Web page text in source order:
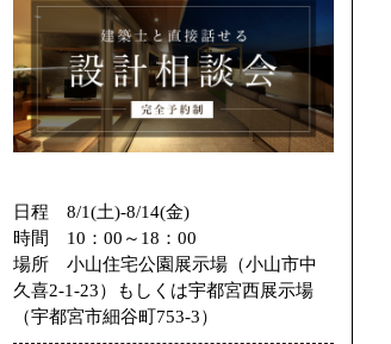
日程 8/1(土)-8/14(金)
時間 10：00～18：00
場所小山住宅公園展示場（小山市中
久喜2-1-23）もしくは宇都宮西展示場
（宇都宮市細谷町753-3）